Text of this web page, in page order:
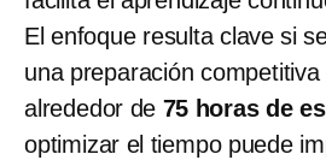
El enfoque resulta clave si
una preparación
alrededor de 75 horas de
optimizar el tiempo puede